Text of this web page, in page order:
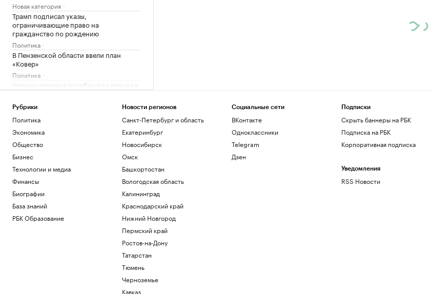
Новая категория
Трамп подписал указы,
ограничивающие право на
гражданство по рождению
Политика
В Пензенской области ввели план
«Ковер»
Политика
Четыре человека погибли при взрыве в
автобусе в Сирии
Общество
после скандала с продажей прав ЧМ
Спорт
Запасы газа в Европе на минимуме. Что
будет зимой
Экс-глава Mind Money признала вину
по «делу брокеров» о хищении ₽7 млрд
Финансы
Как изучали Луну: от изобретения
телескопа до высадки. Видео РБК
Рубрики
Политика
Экономика
Общество
Бизнес
Технологии и медиа
Финансы
Биографии
База знаний
РБК Образование
Новости регионов
Санкт-Петербург и область
Екатеринбург
Новосибирск
Омск
Башкортостан
Вологодская область
Калининград
Краснодарский край
Нижний Новгород
Пермский край
Ростов-на-Дону
Татарстан
Тюмень
Черноземье
Кавказ
Социальные сети
ВКонтакте
Одноклассники
Telegram
Дзен
Подписки
Скрыть баннеры на РБК
Подписка на РБК
Корпоративная подписка
Уведомления
RSS Новости